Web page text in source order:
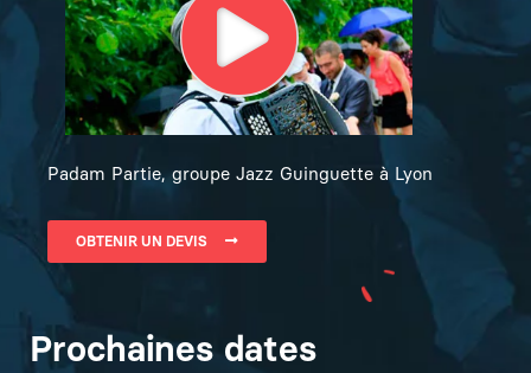
Padam Partie, groupe Jazz Guinguette à Lyon
OBTENIR UN DEVIS
Prochaines dates